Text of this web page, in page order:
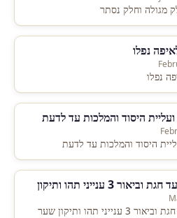
57. למה נתפשטו כחב רק עד חגת וביאור 3 ענייני תהו ותיקון שער